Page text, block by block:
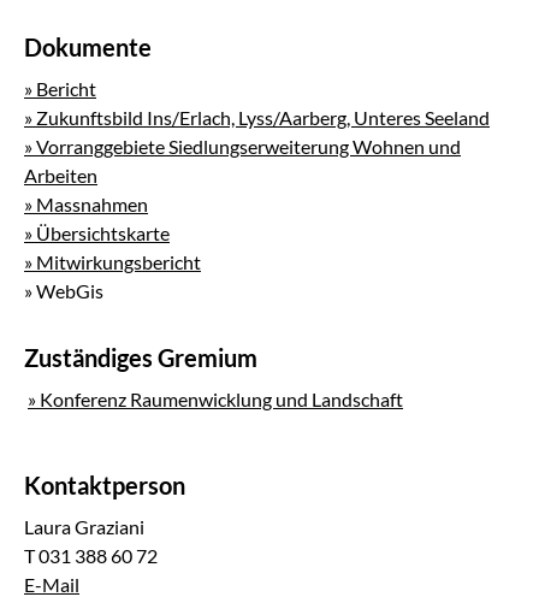
Dokumente
» Bericht
» Zukunftsbild Ins/Erlach, Lyss/Aarberg, Unteres Seeland
» Vorranggebiete Siedlungserweiterung Wohnen und
Arbeiten
» Massnahmen
» Übersichtskarte
» Mitwirkungsbericht
» WebGis
Zuständiges Gremium
» Konferenz Raumenwicklung und Landschaft
Kontaktperson
Laura Graziani
T 031 388 60 72
E-Mail